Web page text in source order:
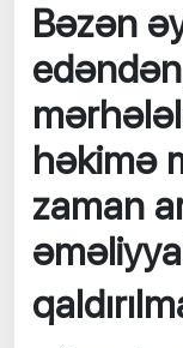
Bəzən
həkimə
zaman